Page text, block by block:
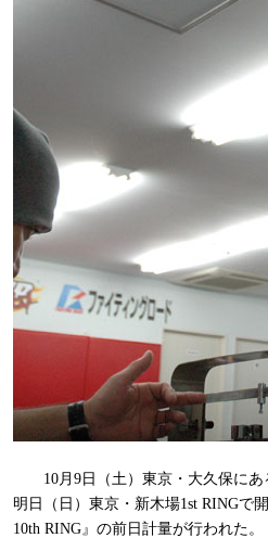
10月9日（土）東京・大久保にあ
明日（日）東京・新木場1st RINGで
10th RING』の前日計量が行われた。